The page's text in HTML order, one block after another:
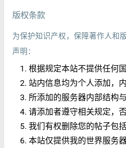
版权条款
为保护知识产权，保障著作人和
声明：
根据规定本站不提供任何
站内信息均为个人添加，
所添加的服务器内部结构
请添加者遵守相关规定，
我们有权删除您的帖子包
本站仅提供我的世界服务